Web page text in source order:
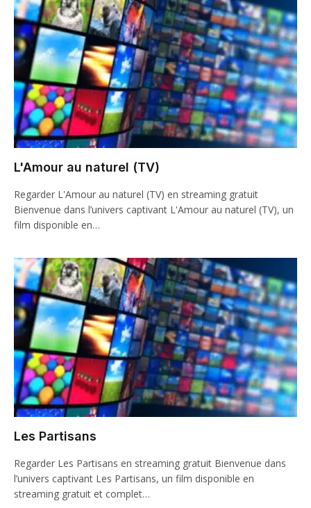
L'Amour au naturel (TV)
Regarder L'Amour au naturel (TV) en streaming gratuit
Bienvenue dans l’univers captivant L'Amour au naturel (TV), un
film disponible en…
Les Partisans
Regarder Les Partisans en streaming gratuit Bienvenue dans
l’univers captivant Les Partisans, un film disponible en
streaming gratuit et complet…